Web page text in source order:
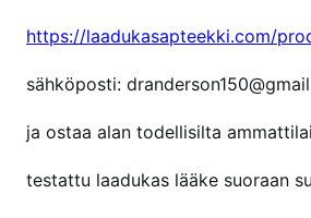
https://laadukasapteekki.com/
sähköposti:
ja ostaa alan todellisilta
testattu laadukas lääke suoraan